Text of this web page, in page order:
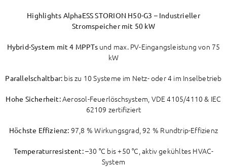
Highlights AlphaESS STORION H50-G3 – Industrieller
Stromspeicher mit 50 kW
Hybrid-System mit 4 MPPTsund max. PV-Eingangsleistung von 75
kW
Parallelschaltbar: bis zu 10 Systeme im Netz- oder 4 im Inselbetrieb
Hohe Sicherheit:Aerosol-Feuerlöschsystem, VDE 4105/4110 & IEC
62109 zertifiziert
Höchste Effizienz: 97,8 % Wirkungsgrad, 92 % Rundtrip-Effizienz
Temperaturresistent:–30 °C bis +50 °C, aktiv gekühltes HVAC-
System